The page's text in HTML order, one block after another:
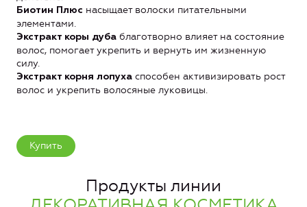
Биотин Плюс насыщает волоски питательными
элементами.
Экстракт коры дуба благотворно влияет на состояние
волос, помогает укрепить и вернуть им жизненную
силу.
Экстракт корня лопуха способен активизировать рост
волос и укрепить волосяные луковицы.
Купить
Продукты линии